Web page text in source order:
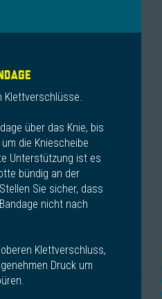
Klettverschlüsse.
über das Knie, bis
die Kniescheibe
Unterstützung ist es
bündig an der
Sie sicher, dass
nicht nach
Klettverschluss,
Druck um